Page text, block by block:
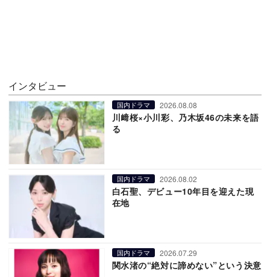
インタビュー
国内ドラマ 2026.08.08
川﨑桜×小川彩、乃木坂46の未来を語
る
国内ドラマ 2026.08.02
白石聖、デビュー10年目を迎えた現
在地
国内ドラマ 2026.07.29
関水渚の“絶対に諦めない”という決意